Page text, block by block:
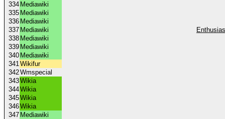
334 Mediawiki
335 Mediawiki
336 Mediawiki
337 Mediawiki
338 Mediawiki
339 Mediawiki
340 Mediawiki
341Wikifur
342Wmspecial
343Wikia
344Wikia
345Wikia
346Wikia
347 Mediawiki